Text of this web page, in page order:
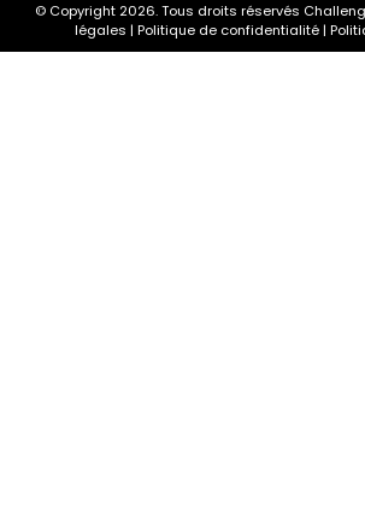
© Copyright 2026. Tous droits réservés
légales | Politique de confidentialité|